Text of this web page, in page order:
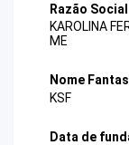
Razão Social
KAROLINA
ME
Nome
KSF
Data de